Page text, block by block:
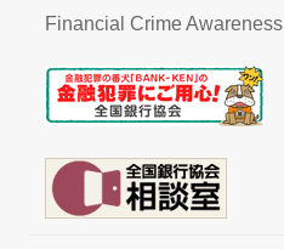
Financial Crime Awareness